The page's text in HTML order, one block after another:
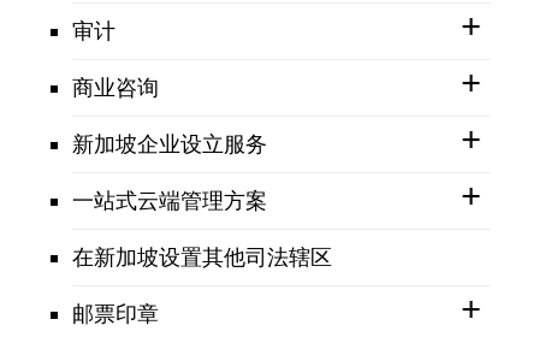
审计
商业咨询
新加坡企业设立服务
一站式云端管理方案
在新加坡设置其他司法辖区
邮票印章